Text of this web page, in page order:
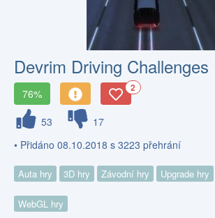
Devrim Driving Challenges
76% 2
53
17
• Přidáno 08.10.2018 s 3223 přehrání
Auta hry 3D hry Závodní hry Upgrade hry
WebGL hry